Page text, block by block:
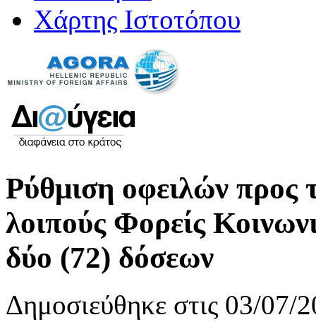
Χάρτης Ιστοτόπου
Ρύθμιση οφειλών
λοιπούς Φορείς
δύο (72) δόσεων
Δημοσιεύθηκε στις 03/07/